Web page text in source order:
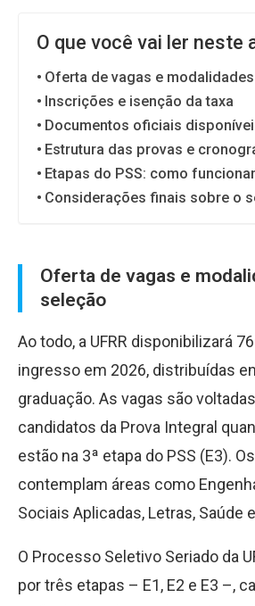
O que você vai ler neste
Oferta de vagas e
Inscrições e isenção da taxa
Documentos oficiais
Estrutura das provas e
Etapas do PSS: como
Considerações finais sobre o
Oferta de vagas e
seleção
Ao todo, a UFRR disponibilizará
ingresso em 2026, distribuídas
graduação. As vagas são
candidatos da Prova Integral
estão na 3ª etapa do PSS (E3).
contemplam áreas como
Sociais Aplicadas, Letras, Saúde
O Processo Seletivo Seriado da
por três etapas – E1, E2 e E3 –,